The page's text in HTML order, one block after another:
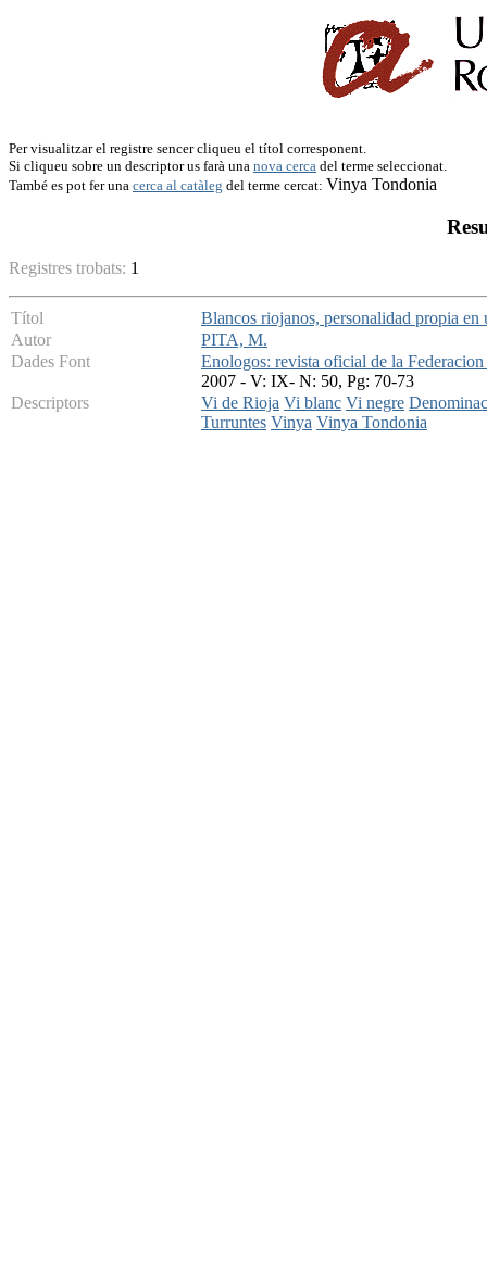
Per visualitzar el registre sencer cliqueu el títol corresponent.
Si cliqueu sobre un descriptor us farà una nova cerca del terme seleccionat.
També es pot fer una cerca al catàleg del terme cercat: Vinya Tondonia
Registres trobats: 1
Títol
Blancos riojanos, personalidad propia en
Autor
PITA, M.
Dades Font
Enologos: revista oficial de la
2007 - V: IX- N: 50, Pg: 70-73
Descriptors
Vi de Rioja Vi blanc Vi negre
Turruntes Vinya Vinya Tondonia